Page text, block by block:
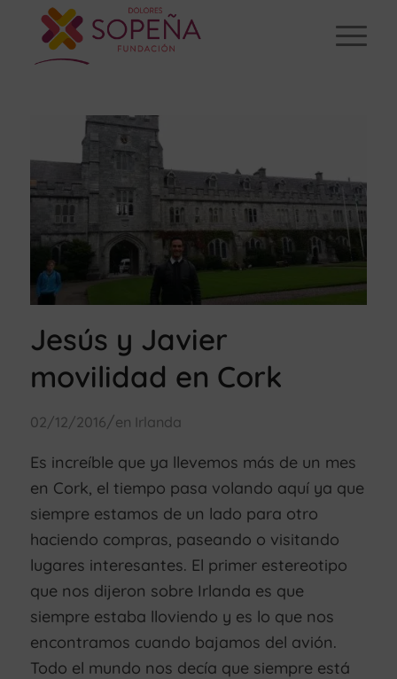
Jesús y Javier
movilidad en Cork
02/12/2016/en Irlanda
Es increíble que ya llevemos más de un mes
en Cork, el tiempo pasa volando aquí ya que
siempre estamos de un lado para otro
haciendo compras, paseando o visitando
lugares interesantes. El primer estereotipo
que nos dijeron sobre Irlanda es que
siempre estaba lloviendo y es lo que nos
encontramos cuando bajamos del avión.
Todo el mundo nos decía que siempre está